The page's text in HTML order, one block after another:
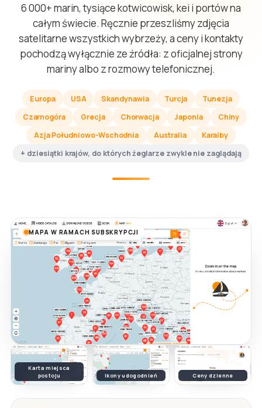
6 000+ marin, tysiące kotwicowisk, kei i portów na
całym świecie. Ręcznie przeszliśmy zdjęcia
satelitarne wszystkich wybrzeży, a ceny i kontakty
pochodzą wyłącznie ze źródła: z oficjalnej strony
mariny albo z rozmowy telefonicznej.
Europa USA Skandynawia Turcja
Tunezja
Czarnogóra
Grecja Chorwacja Japonia
Chiny
Azja Południowo-Wschodnia
Australia
Karaiby
+ dziesiątki krajów, do których żeglarze zwykle nie zaglądają
MAPA W RAMACH SUBSKRYPCJI
Karta miejsca
postoju
Ikony udogodnień Ceny dzienne